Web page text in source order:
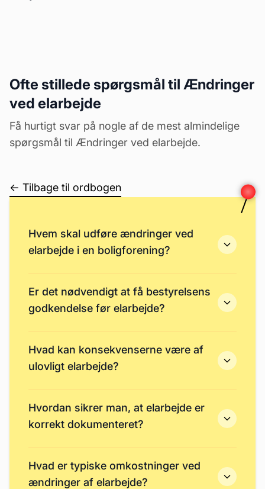
Ofte stillede spørgsmål til Ændringer
ved elarbejde
Få hurtigt svar på nogle af de mest almindelige
spørgsmål til Ændringer ved elarbejde.
← Tilbage til ordbogen
Hvem skal udføre ændringer ved
elarbejde i en boligforening?
Er det nødvendigt at få bestyrelsens
godkendelse før elarbejde?
Hvad kan konsekvenserne være af
ulovligt elarbejde?
Hvordan sikrer man, at elarbejde er
korrekt dokumenteret?
Hvad er typiske omkostninger ved
ændringer af elarbejde?